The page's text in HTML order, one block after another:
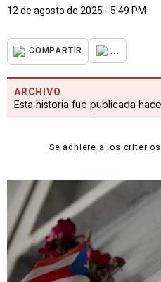
12 de agosto de 2025 - 5:49 PM
COMPARTIR ...
ARCHIVO
Esta historia fue publicada
Se adhiere a los